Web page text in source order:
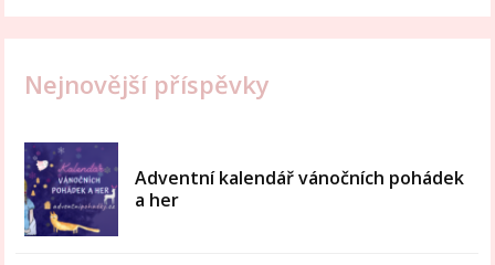
Nejnovější příspěvky
Adventní kalendář vánočních pohádek
a her